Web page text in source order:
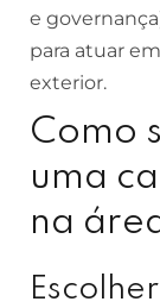
e
para atuar
exterior.
Como
uma
na